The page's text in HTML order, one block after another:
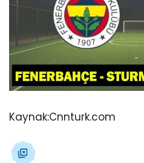
Kaynak:Cnnturk.com